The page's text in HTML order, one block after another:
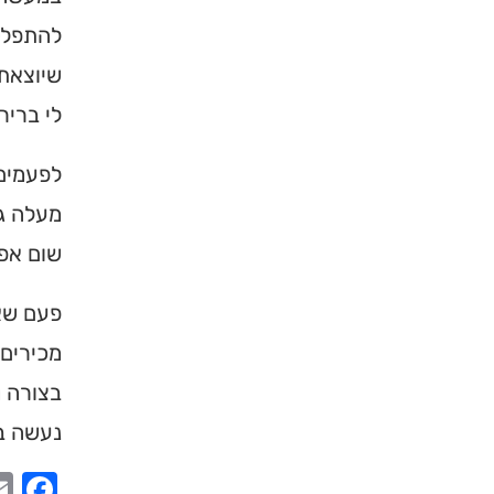
לי
מעלה
שום
פעם
בצורה
נעשה